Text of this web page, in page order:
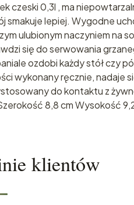
czeski 0,3l , ma
smakuje lepiej. Wygodne
ulubionym naczyniem na
się do serwowania
ozdobi każdy stół czy
wykonany ręcznie, nadaje
do kontaktu z
8,8 cm Wysokość
klientów